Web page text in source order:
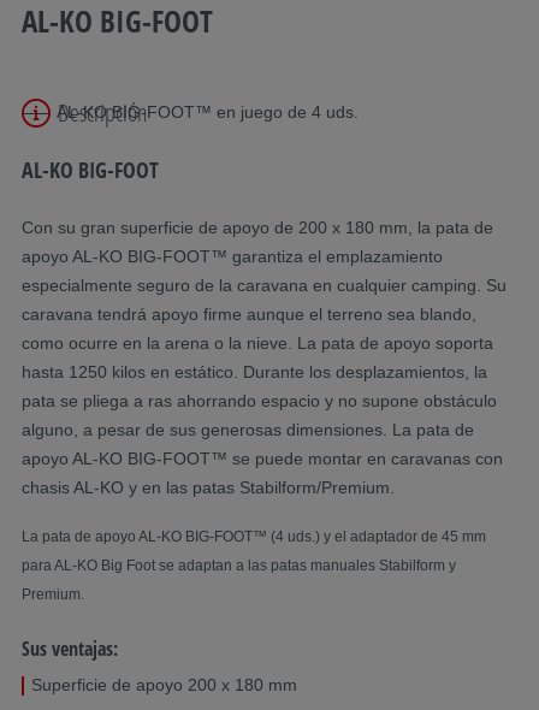
AL-KO BIG-FOOT
AL-KO BIG-FOOT™ en juego de 4 uds.
Descripción
AL-KO BIG-FOOT
Con su gran superficie de apoyo de 200 x 180 mm, la pata de
apoyo AL-KO BIG-FOOT™ garantiza el emplazamiento
especialmente seguro de la caravana en cualquier camping. Su
caravana tendrá apoyo firme aunque el terreno sea blando,
como ocurre en la arena o la nieve. La pata de apoyo soporta
hasta 1250 kilos en estático. Durante los desplazamientos, la
pata se pliega a ras ahorrando espacio y no supone obstáculo
alguno, a pesar de sus generosas dimensiones. La pata de
apoyo AL-KO BIG-FOOT™ se puede montar en caravanas con
chasis AL-KO y en las patas Stabilform/Premium.
La pata de apoyo AL-KO BIG-FOOT™ (4 uds.) y el adaptador de 45 mm
para AL-KO Big Foot se adaptan a las patas manuales Stabilform y
Premium.
Sus ventajas:
Superficie de apoyo 200 x 180 mm